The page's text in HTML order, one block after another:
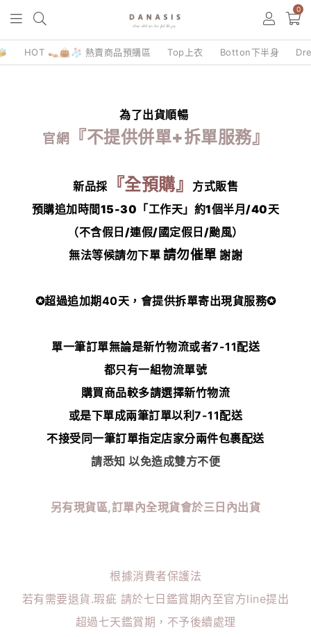
0
HOT 👡👜🧦 熱賣商品預購區 Top上衣 Botton下半身
為了出貨順暢
官網 『不提供併單+拆單服務』
新品採『全預購』
方式販售
預購追加時間15-30「工作天」約1個半月/40天
（不含假日/連假/國定假日/颱風）
無法等候請勿下單 請勿催單 謝謝
✪超過追加期40天，會提供拆單寄出現貨服務✪
單一筆訂單無論是新竹物流或者7-11配送
都只有一組物流單號
購買商品較多請選擇新竹物流
或是下單成兩筆訂單以利7-11配送
不接受同一筆訂單指定店家分兩件包裹配送
請悉知 以免造成雙方不便
另有現貨區,訂單內全現貨會於三日內出貨
根據消費者保護法
若有需要退貨.瑕疵 請於七日鑑賞期內至官方line提出
超過七天鑑賞期，不予後續處理